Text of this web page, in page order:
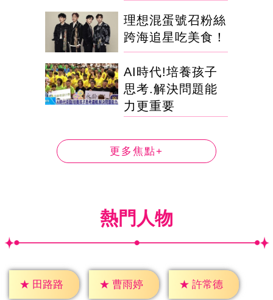
理想混蛋號召粉絲
跨海追星吃美食！
AI時代!培養孩子
思考.解決問題能
力更重要
更多焦點+
熱門人物
★ 田路路 ★ 曹雨婷 ★ 許常德